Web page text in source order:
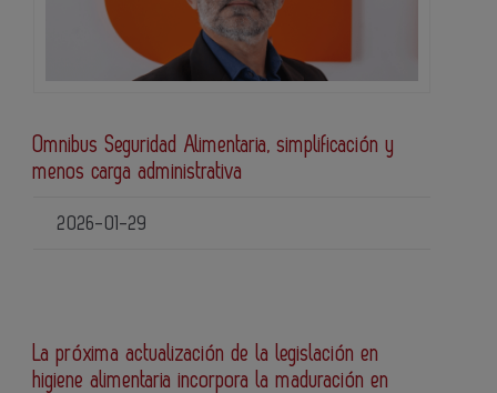
Omnibus Seguridad Alimentaria, simplificación y
menos carga administrativa
2026-01-29
La próxima actualización de la legislación en
higiene alimentaria incorpora la maduración en